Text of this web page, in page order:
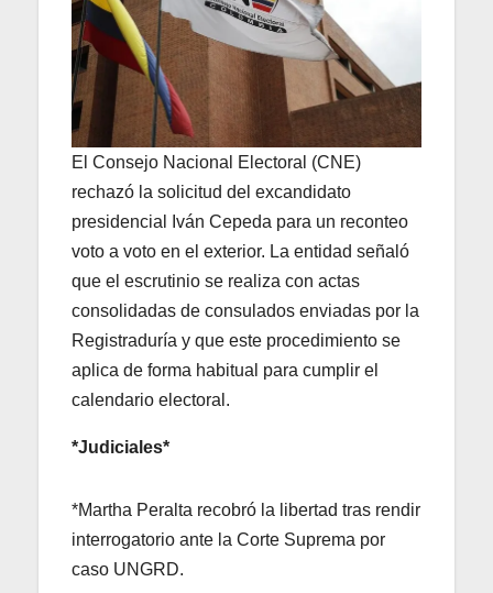
El Consejo Nacional Electoral (CNE)
rechazó la solicitud del excandidato
presidencial Iván Cepeda para un reconteo
voto a voto en el exterior. La entidad señaló
que el escrutinio se realiza con actas
consolidadas de consulados enviadas por la
Registraduría y que este procedimiento se
aplica de forma habitual para cumplir el
calendario electoral.
*Judiciales*
*Martha Peralta recobró la libertad tras rendir
interrogatorio ante la Corte Suprema por
caso UNGRD.